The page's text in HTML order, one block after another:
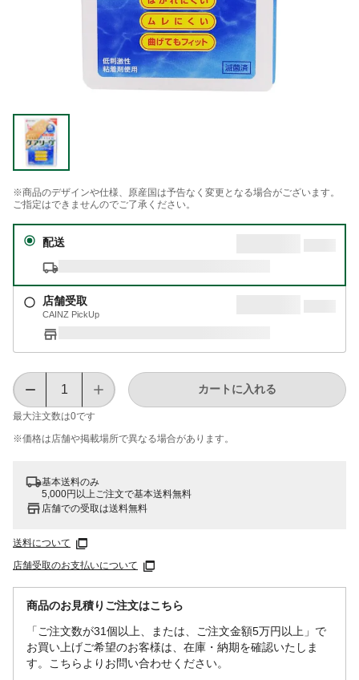
※商品のデザインや仕様、原産国は予告なく変更となる場合がございます。
ご指定はできませんのでご了承ください。
配送
店舗受取
CAINZ PickUp
最大注文数は0です
カートに入れる
※価格は​店舗や​掲載場所で​異なる​場合が​あります。
基本送料のみ
5,000円以上ご注文で基本送料無料
店舗での受取は送料無料
送料について
店舗受取のお支払いについて
商品のお見積りご注文はこちら
「ご注文数が31個以上、または、ご注文金額5万円以上」で
お買い上げご希望のお客様は、在庫・納期を確認いたしま
す。こちらよりお問い合わせください。